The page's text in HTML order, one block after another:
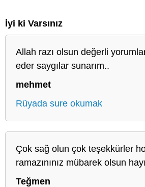
İyi ki Varsınız
Allah razı olsun değerli
eder saygılar sunarım..
mehmet
Rüyada sure okumak
Çok sağ olun çok teşekkürler
ramazınınız mübarek olsun
Teğmen